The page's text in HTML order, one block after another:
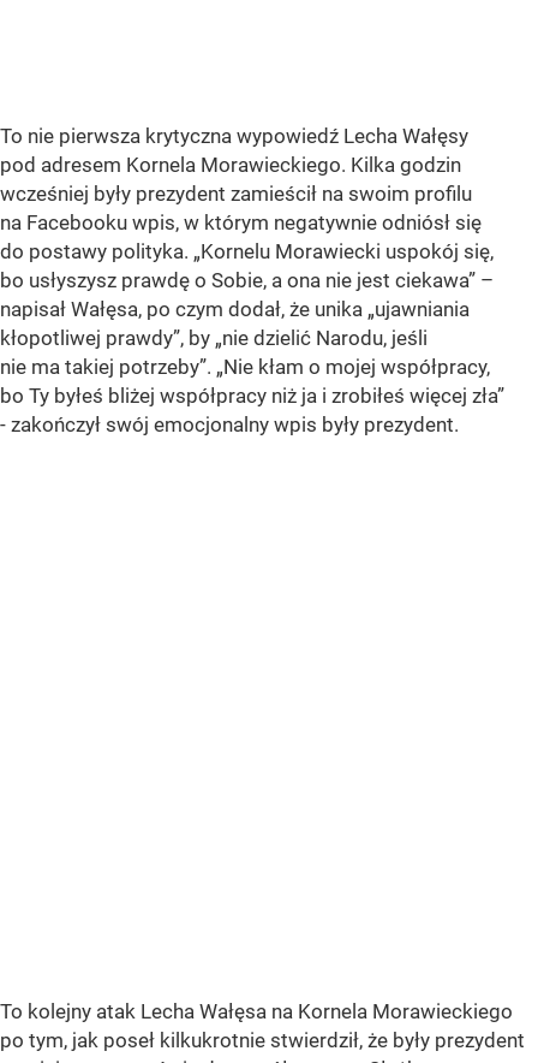
To nie pierwsza krytyczna wypowiedź Lecha Wałęsy
pod adresem Kornela Morawieckiego. Kilka godzin
wcześniej były prezydent zamieścił na swoim profilu
na Facebooku wpis, w którym negatywnie odniósł się
do postawy polityka. „Kornelu Morawiecki uspokój się,
bo usłyszysz prawdę o Sobie, a ona nie jest ciekawa” –
napisał Wałęsa, po czym dodał, że unika „ujawniania
kłopotliwej prawdy”, by „nie dzielić Narodu, jeśli
nie ma takiej potrzeby”. „Nie kłam o mojej współpracy,
bo Ty byłeś bliżej współpracy niż ja i zrobiłeś więcej zła”
- zakończył swój emocjonalny wpis były prezydent.
To kolejny atak Lecha Wałęsa na Kornela Morawieckiego
po tym, jak poseł kilkukrotnie stwierdził, że były prezydent